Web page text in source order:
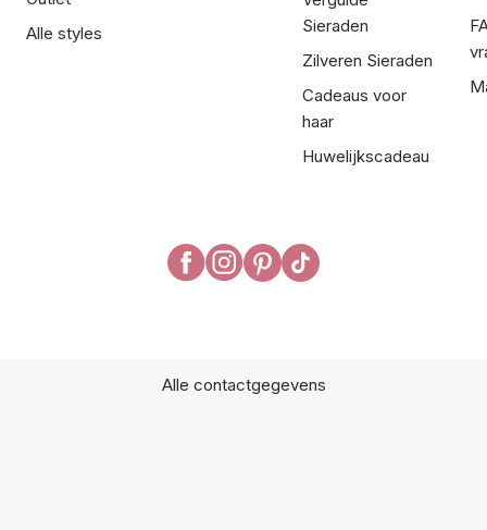
Alle styles
Sieraden
Zilveren Sieraden
Cadeaus voor
haar
Huwelijkscadeau
Alle contactgegevens